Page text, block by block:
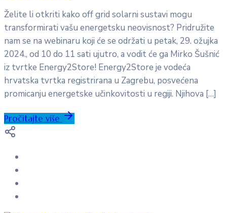
Želite li otkriti kako off grid solarni sustavi mogu
transformirati vašu energetsku neovisnost? Pridružite
nam se na webinaru koji će se održati u petak, 29. ožujka
2024., od 10 do 11 sati ujutro, a vodit će ga Mirko Šušnić
iz tvrtke Energy2Store! Energy2Store je vodeća
hrvatska tvrtka registrirana u Zagrebu, posvećena
promicanju energetske učinkovitosti u regiji. Njihova […]
Pročitajte više